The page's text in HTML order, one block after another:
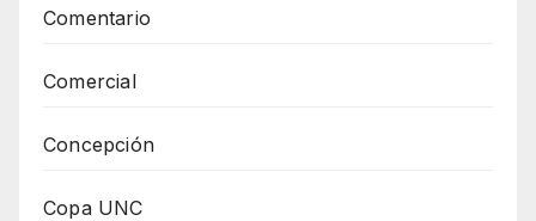
Comentario
Comercial
Concepción
Copa UNC